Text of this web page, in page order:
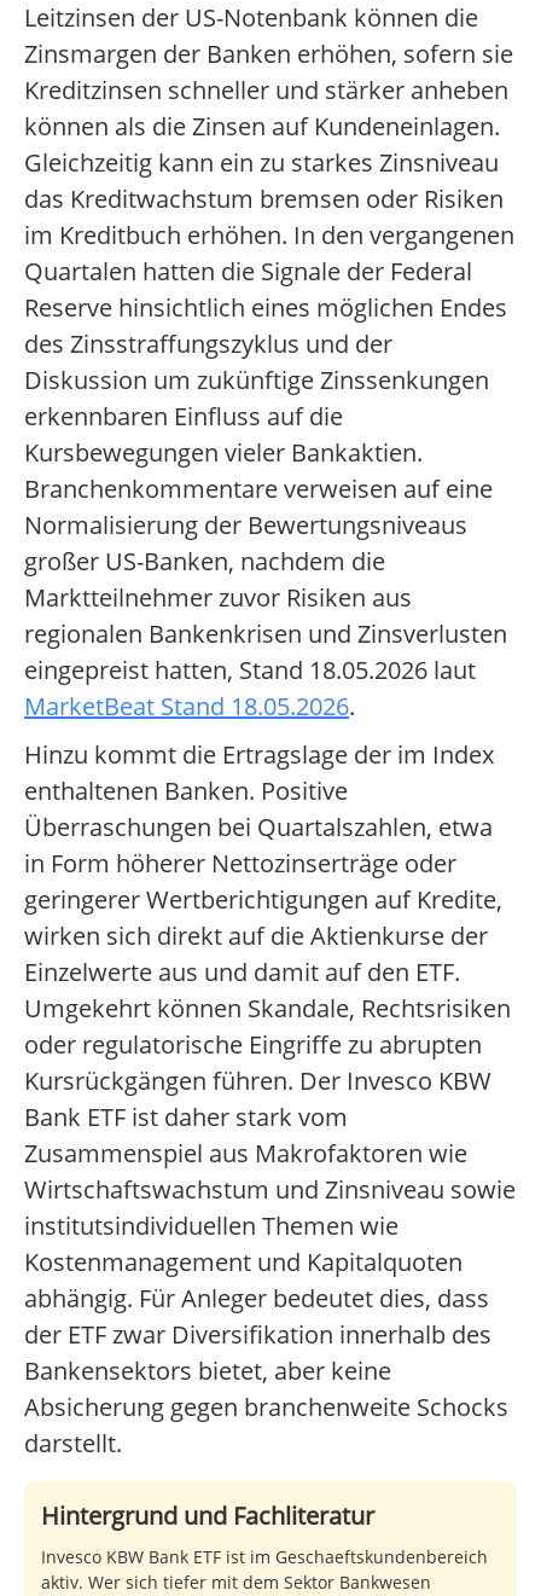
Leitzinsen der US-Notenbank können die
Zinsmargen der Banken erhöhen, sofern sie
Kreditzinsen schneller und stärker anheben
können als die Zinsen auf Kundeneinlagen.
Gleichzeitig kann ein zu starkes Zinsniveau
das Kreditwachstum bremsen oder Risiken
im Kreditbuch erhöhen. In den vergangenen
Quartalen hatten die Signale der Federal
Reserve hinsichtlich eines möglichen Endes
des Zinsstraffungszyklus und der
Diskussion um zukünftige Zinssenkungen
erkennbaren Einfluss auf die
Kursbewegungen vieler Bankaktien.
Branchenkommentare verweisen auf eine
Normalisierung der Bewertungsniveaus
großer US-Banken, nachdem die
Marktteilnehmer zuvor Risiken aus
regionalen Bankenkrisen und Zinsverlusten
eingepreist hatten, Stand 18.05.2026 laut
MarketBeat Stand 18.05.2026.
Hinzu kommt die Ertragslage der im Index
enthaltenen Banken. Positive
Überraschungen bei Quartalszahlen, etwa
in Form höherer Nettozinserträge oder
geringerer Wertberichtigungen auf Kredite,
wirken sich direkt auf die Aktienkurse der
Einzelwerte aus und damit auf den ETF.
Umgekehrt können Skandale, Rechtsrisiken
oder regulatorische Eingriffe zu abrupten
Kursrückgängen führen. Der Invesco KBW
Bank ETF ist daher stark vom
Zusammenspiel aus Makrofaktoren wie
Wirtschaftswachstum und Zinsniveau sowie
institutsindividuellen Themen wie
Kostenmanagement und Kapitalquoten
abhängig. Für Anleger bedeutet dies, dass
der ETF zwar Diversifikation innerhalb des
Bankensektors bietet, aber keine
Absicherung gegen branchenweite Schocks
darstellt.
Hintergrund und Fachliteratur
Invesco KBW Bank ETF ist im Geschaeftskundenbereich
aktiv. Wer sich tiefer mit dem Sektor Bankwesen